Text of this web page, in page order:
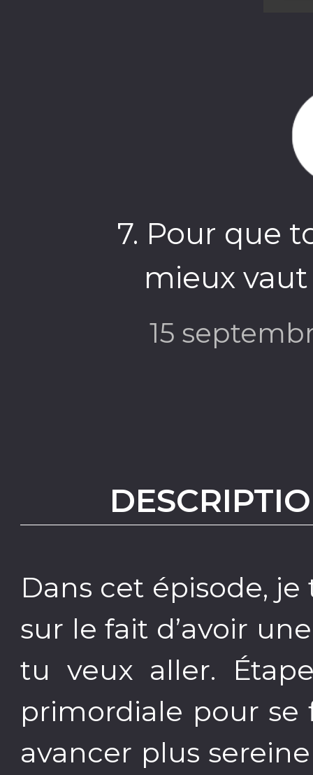
7. Pour que
mieux
15
Dans cet épisode,
sur le fait d’avoir
tu veux aller.
primordiale pour se
avancer plus